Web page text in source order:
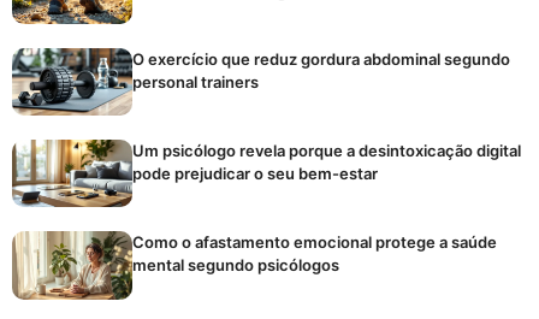
O exercício que reduz gordura abdominal segundo
personal trainers
Um psicólogo revela porque a desintoxicação digital
pode prejudicar o seu bem-estar
Como o afastamento emocional protege a saúde
mental segundo psicólogos